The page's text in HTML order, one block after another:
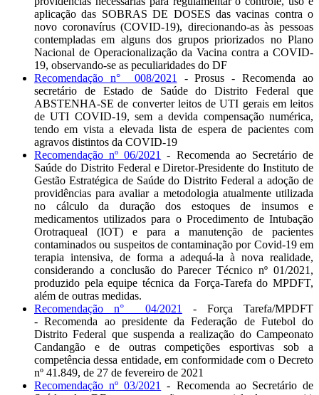
aplicação das SOBRAS DE DOSES das vacinas contra o
novo coronavírus (COVID-19), direcionando-as às pessoas
contempladas em alguns dos grupos priorizados no Plano
Nacional de Operacionalização da Vacina contra a COVID-
19, observando-se as peculiaridades do DF
Recomendação n° 008/2021
- Prosus - Recomenda ao
secretário de Estado de Saúde do Distrito Federal que
ABSTENHA-SE de converter leitos de UTI gerais em leitos
de UTI COVID-19, sem a devida compensação numérica,
tendo em vista a elevada lista de espera de pacientes com
agravos distintos da COVID-19
Recomendação nº 06/2021
- Recomenda ao Secretário de
Saúde do Distrito Federal e Diretor-Presidente do Instituto de
Gestão Estratégica de Saúde do Distrito Federal a adoção de
providências para avaliar a metodologia atualmente utilizada
no cálculo da duração dos estoques de insumos e
medicamentos utilizados para o Procedimento de Intubação
Orotraqueal (IOT) e para a manutenção de pacientes
contaminados ou suspeitos de contaminação por Covid-19 em
terapia intensiva, de forma a adequá-la à nova realidade,
considerando a conclusão do Parecer Técnico nº 01/2021,
produzido pela equipe técnica da Força-Tarefa do MPDFT,
além de outras medidas.
Recomendação n° 04/2021
- Força Tarefa/MPDFT
- Recomenda ao presidente da Federação de Futebol do
Distrito Federal que suspenda a realização do Campeonato
Candangão e de outras competições esportivas sob a
competência dessa entidade, em conformidade com o Decreto
nº 41.849, de 27 de fevereiro de 2021
Recomendação nº 03/2021
- Recomenda ao Secretário de